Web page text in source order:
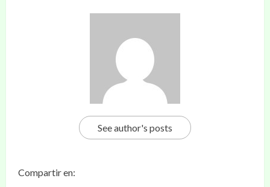
See author's posts
Compartir en: